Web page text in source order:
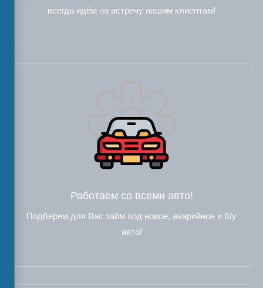
всегда идём на встречу нашим клиентам!
Работаем со всеми авто!
Подберем для Вас займ под новое, аварийное и б/у
авто!